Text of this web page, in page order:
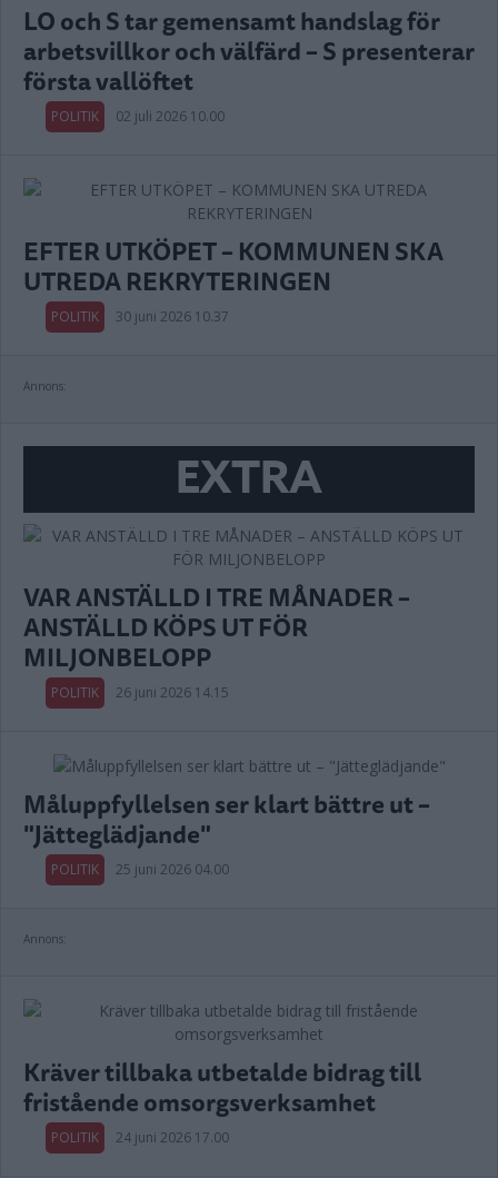
LO och S tar gemensamt handslag för
arbetsvillkor och välfärd – S presenterar
första vallöftet
POLITIK 02 juli 2026 10.00
EFTER UTKÖPET – KOMMUNEN SKA
UTREDA REKRYTERINGEN
POLITIK 30 juni 2026 10.37
Annons:
EXTRA
VAR ANSTÄLLD I TRE MÅNADER –
ANSTÄLLD KÖPS UT FÖR
MILJONBELOPP
POLITIK 26 juni 2026 14.15
Måluppfyllelsen ser klart bättre ut –
"Jätteglädjande"
POLITIK 25 juni 2026 04.00
Annons:
Kräver tillbaka utbetalde bidrag till
fristående omsorgsverksamhet
POLITIK 24 juni 2026 17.00